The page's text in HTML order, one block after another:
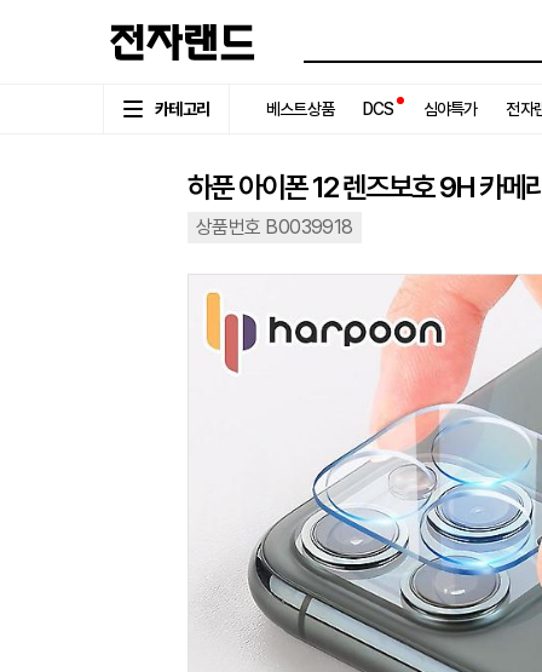
카테고리 베스트상품 DCS 심야특가 전자
하푼 아이폰 12 렌즈보호 9H 카메
상품번호 B0039918